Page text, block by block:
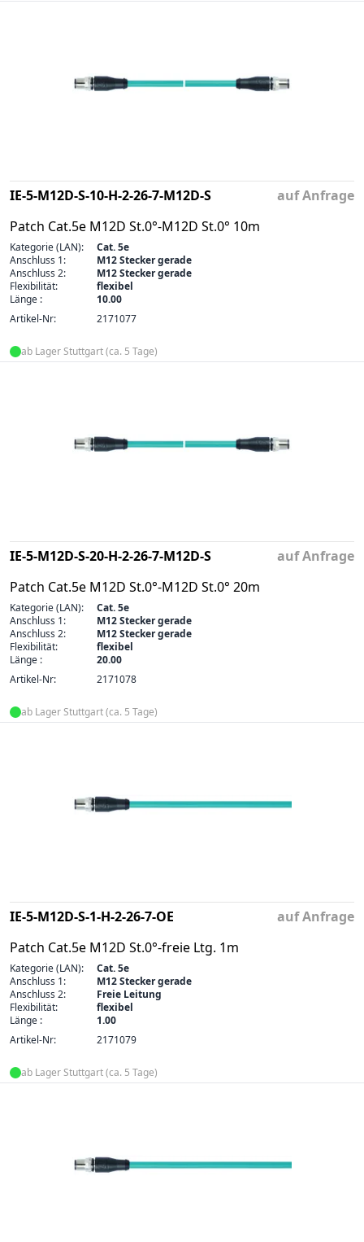
IE-5-M12D-S-10-H-2-26-7-M12D-S
Patch Cat.5e M12D St.0°-M12D St.0° 10m
auf Anfrage
Kategorie (LAN):
Cat. 5e
Anschluss 1:
M12 Stecker gerade
Anschluss 2:
M12 Stecker gerade
Flexibilität:
flexibel
Länge :
10.00
Artikel-Nr:
2171077
ab Lager Stuttgart (ca. 5 Tage)
IE-5-M12D-S-20-H-2-26-7-M12D-S
Patch Cat.5e M12D St.0°-M12D St.0° 20m
auf Anfrage
Kategorie (LAN):
Cat. 5e
Anschluss 1:
M12 Stecker gerade
Anschluss 2:
M12 Stecker gerade
Flexibilität:
flexibel
Länge :
20.00
Artikel-Nr:
2171078
ab Lager Stuttgart (ca. 5 Tage)
IE-5-M12D-S-1-H-2-26-7-OE
Patch Cat.5e M12D St.0°-freie Ltg. 1m
auf Anfrage
Kategorie (LAN):
Cat. 5e
Anschluss 1:
M12 Stecker gerade
Anschluss 2:
Freie Leitung
Flexibilität:
flexibel
Länge :
1.00
Artikel-Nr:
2171079
ab Lager Stuttgart (ca. 5 Tage)